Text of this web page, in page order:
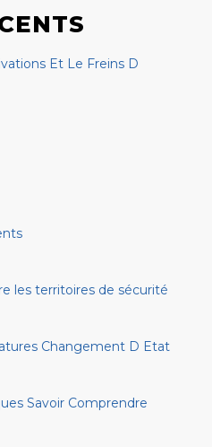
Et Le Freins D
les territoires de sécurité
Changement D Etat
Savoir Comprendre